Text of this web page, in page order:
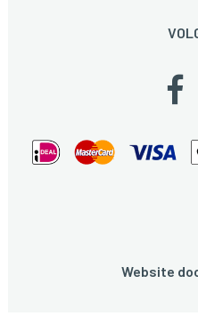
Website